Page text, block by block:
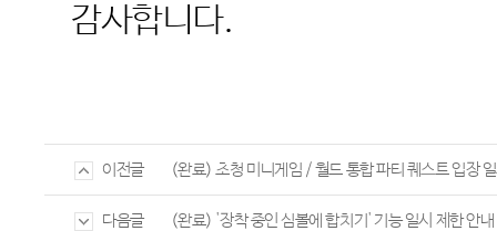
감사합니다.
이전글 (완료) 초청 미니게임 / 월드 통합 파티 퀘스트 입장
다음글 (완료) '장착 중인 심볼에 합치기' 기능 일시 제한 안내